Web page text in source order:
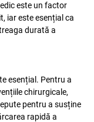
este un factor
iar este esențial ca
durată a
esențial. Pentru a
chirurgicale,
pentru a susține
rapidă a